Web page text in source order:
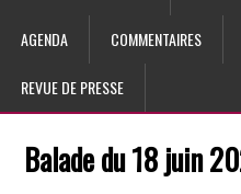
AGENDA COMMENTAIRES
REVUE DE PRESSE
Balade du 18 juin